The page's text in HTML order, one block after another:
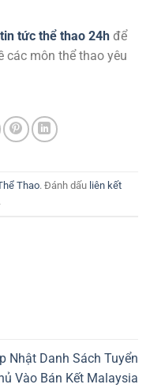
tin tức thể thao 24h để
các môn thể thao yêu
Thao. Đánh dấu liên kết
Nhật Danh Sách Tuyển
Vào Bán Kết Malaysia